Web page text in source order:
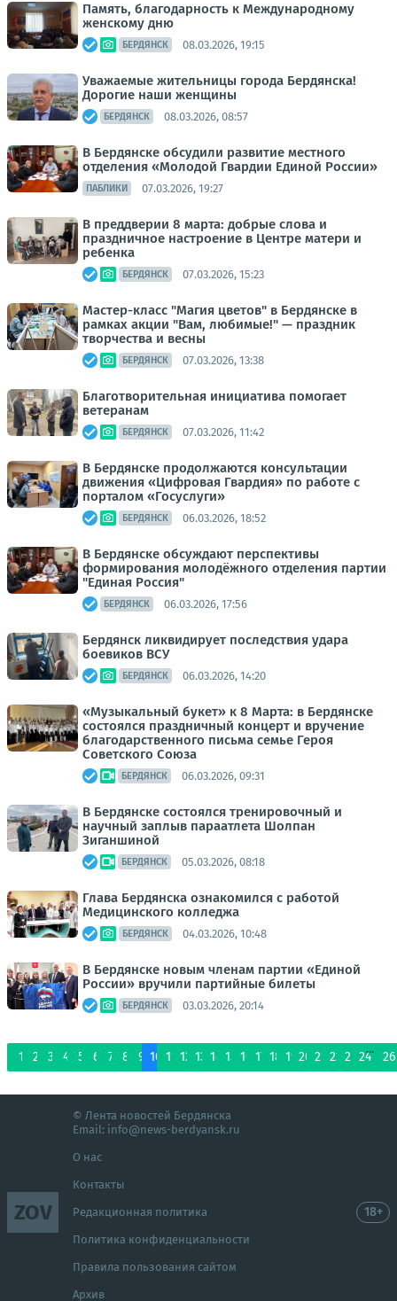
Память, благодарность к Международному
женскому дню
БЕРДЯНСК 08.03.2026, 19:15
Уважаемые жительницы города Бердянска!
Дорогие наши женщины
БЕРДЯНСК 08.03.2026, 08:57
В Бердянске обсудили развитие местного
отделения «Молодой Гвардии Единой России»
ПАБЛИКИ 07.03.2026, 19:27
В преддверии 8 марта: добрые слова и
праздничное настроение в Центре матери и
ребенка
БЕРДЯНСК 07.03.2026, 15:23
Мастер-класс "Магия цветов" в Бердянске в
рамках акции "Вам, любимые!" — праздник
творчества и весны
БЕРДЯНСК 07.03.2026, 13:38
Благотворительная инициатива помогает
ветеранам
БЕРДЯНСК 07.03.2026, 11:42
В Бердянске продолжаются консультации
движения «Цифровая Гвардия» по работе с
порталом «Госуслуги»
БЕРДЯНСК 06.03.2026, 18:52
В Бердянске обсуждают перспективы
формирования молодёжного отделения партии
"Единая Россия"
БЕРДЯНСК 06.03.2026, 17:56
Бердянск ликвидирует последствия удара
боевиков ВСУ
БЕРДЯНСК 06.03.2026, 14:20
«Музыкальный букет» к 8 Марта: в Бердянске
состоялся праздничный концерт и вручение
благодарственного письма семье Героя
Советского Союза
БЕРДЯНСК 06.03.2026, 09:31
В Бердянске состоялся тренировочный и
научный заплыв параатлета Шолпан
Зиганшиной
БЕРДЯНСК 05.03.2026, 08:18
Глава Бердянска ознакомился с работой
Медицинского колледжа
БЕРДЯНСК 04.03.2026, 10:48
В Бердянске новым членам партии «Единой
России» вручили партийные билеты
БЕРДЯНСК 03.03.2026, 20:14
1 2 3 4 5 6 7 8 9 10 11 12 13 14 15 16 17 18 19 20 21 22 23 24
...
26
ZOV
© Лента новостей Бердянска
Email: info@news-berdyansk.ru
О нас
Контакты
Редакционная политика
Политика конфиденциальности
Правила пользования сайтом
Архив
18+